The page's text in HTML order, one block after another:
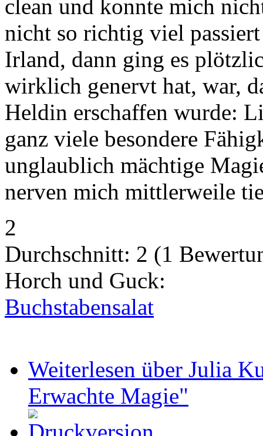
clean und konnte mich
nicht so richtig viel
Irland, dann ging es
wirklich genervt hat, war,
Heldin erschaffen wurde:
ganz viele besondere
unglaublich mächtige
nerven mich mittlerweile
2
Durchschnitt: 2 (1
Horch und Guck:
Buchstabensalat
Weiterlesen über Julia
Erwachte Magie"